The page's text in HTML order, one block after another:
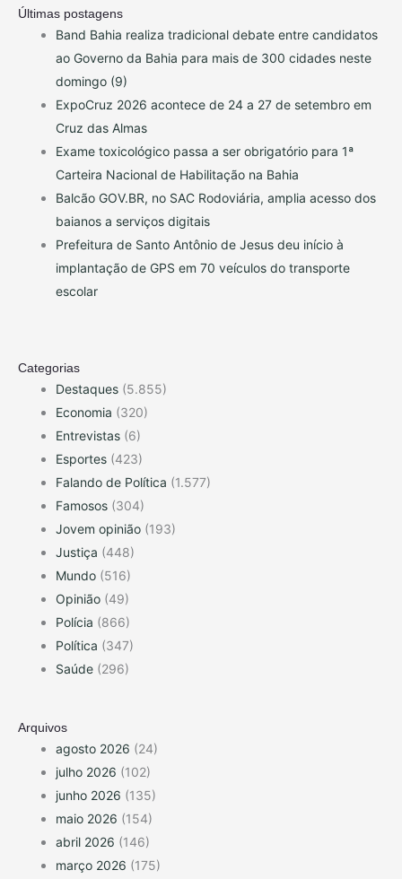
Últimas postagens
Band Bahia realiza tradicional debate entre candidatos
ao Governo da Bahia para mais de 300 cidades neste
domingo (9)
ExpoCruz 2026 acontece de 24 a 27 de setembro em
Cruz das Almas
Exame toxicológico passa a ser obrigatório para 1ª
Carteira Nacional de Habilitação na Bahia
Balcão GOV.BR, no SAC Rodoviária, amplia acesso dos
baianos a serviços digitais
Prefeitura de Santo Antônio de Jesus deu início à
implantação de GPS em 70 veículos do transporte
escolar
Categorias
Destaques (5.855)
Economia (320)
Entrevistas (6)
Esportes (423)
Falando de Política (1.577)
Famosos (304)
Jovem opinião (193)
Justiça (448)
Mundo (516)
Opinião (49)
Polícia (866)
Política (347)
Saúde (296)
Arquivos
agosto 2026 (24)
julho 2026 (102)
junho 2026 (135)
maio 2026 (154)
abril 2026 (146)
março 2026 (175)